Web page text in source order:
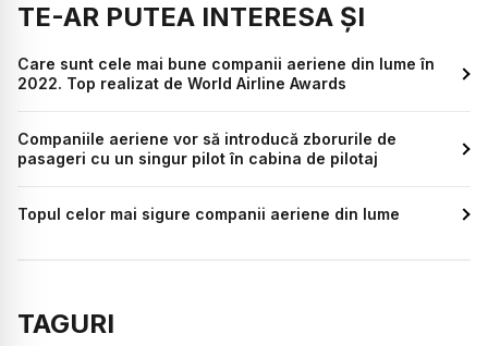
TE-AR PUTEA INTERESA ȘI
Care sunt cele mai bune companii aeriene din lume în
2022. Top realizat de World Airline Awards
Companiile aeriene vor să introducă zborurile de
pasageri cu un singur pilot în cabina de pilotaj
Topul celor mai sigure companii aeriene din lume
TAGURI